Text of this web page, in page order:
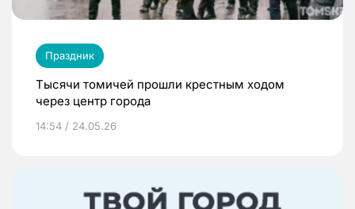
Праздник
Тысячи томичей прошли крестным ходом
через центр города
14:54 / 24.05.26